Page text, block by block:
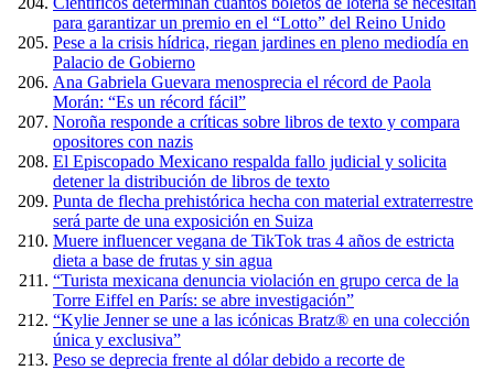
para garantizar un premio en el “Lotto” del Reino Unido
Pese a la crisis hídrica, riegan jardines en pleno mediodía en
Palacio de Gobierno
Ana Gabriela Guevara menosprecia el récord de Paola
Morán: “Es un récord fácil”
Noroña responde a críticas sobre libros de texto y compara
opositores con nazis
El Episcopado Mexicano respalda fallo judicial y solicita
detener la distribución de libros de texto
Punta de flecha prehistórica hecha con material extraterrestre
será parte de una exposición en Suiza
Muere influencer vegana de TikTok tras 4 años de estricta
dieta a base de frutas y sin agua
“Turista mexicana denuncia violación en grupo cerca de la
Torre Eiffel en París: se abre investigación”
“Kylie Jenner se une a las icónicas Bratz® en una colección
única y exclusiva”
Peso se deprecia frente al dólar debido a recorte de